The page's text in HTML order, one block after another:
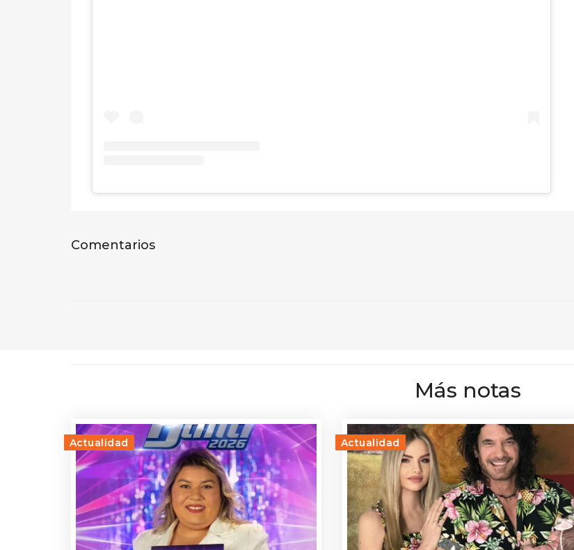
Comentarios
Más notas
Actualidad Actualidad